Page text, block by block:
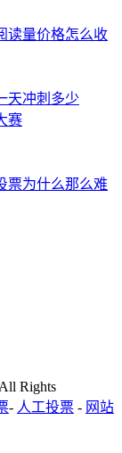
读量价格怎么收
天冲刺多少
赛
票为什么那么难
Rights
- 人工投票 - 网站